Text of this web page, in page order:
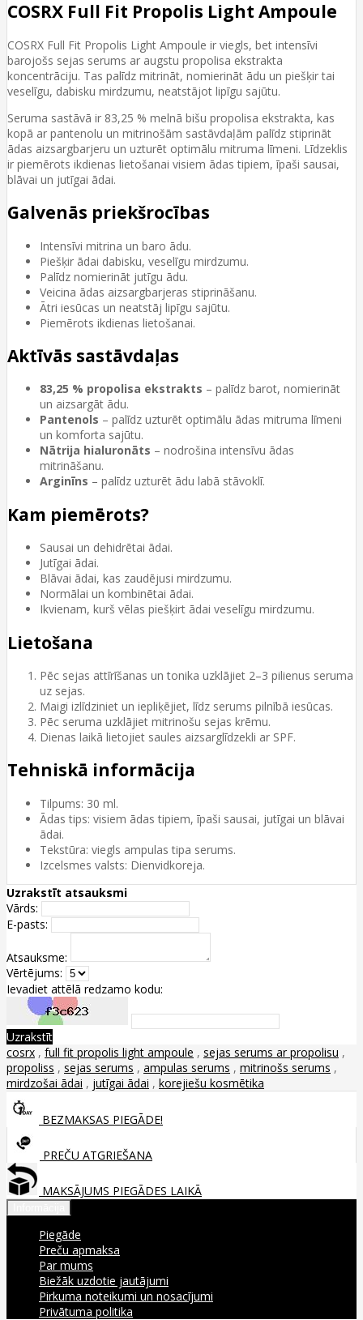
COSRX Full Fit Propolis Light Ampoule
COSRX Full Fit Propolis Light Ampoule ir viegls, bet intensīvi
barojošs sejas serums ar augstu propolisa ekstrakta
koncentrāciju. Tas palīdz mitrināt, nomierināt ādu un piešķir tai
veselīgu, dabisku mirdzumu, neatstājot lipīgu sajūtu.
Seruma sastāvā ir 83,25 % melnā bišu propolisa ekstrakta, kas
kopā ar pantenolu un mitrinošām sastāvdaļām palīdz stiprināt
ādas aizsargbarjeru un uzturēt optimālu mitruma līmeni. Līdzeklis
ir piemērots ikdienas lietošanai visiem ādas tipiem, īpaši sausai,
blāvai un jutīgai ādai.
Galvenās priekšrocības
Intensīvi mitrina un baro ādu.
Piešķir ādai dabisku, veselīgu mirdzumu.
Palīdz nomierināt jutīgu ādu.
Veicina ādas aizsargbarjeras stiprināšanu.
Ātri iesūcas un neatstāj lipīgu sajūtu.
Piemērots ikdienas lietošanai.
Aktīvās sastāvdaļas
83,25 % propolisa ekstrakts – palīdz barot, nomierināt
un aizsargāt ādu.
Pantenols – palīdz uzturēt optimālu ādas mitruma līmeni
un komforta sajūtu.
Nātrija hialuronāts – nodrošina intensīvu ādas
mitrināšanu.
Arginīns – palīdz uzturēt ādu labā stāvoklī.
Kam piemērots?
Sausai un dehidrētai ādai.
Jutīgai ādai.
Blāvai ādai, kas zaudējusi mirdzumu.
Normālai un kombinētai ādai.
Ikvienam, kurš vēlas piešķirt ādai veselīgu mirdzumu.
Lietošana
Pēc sejas attīrīšanas un tonika uzklājiet 2–3 pilienus seruma
uz sejas.
Maigi izlīdziniet un iepliķējiet, līdz serums pilnībā iesūcas.
Pēc seruma uzklājiet mitrinošu sejas krēmu.
Dienas laikā lietojiet saules aizsarglīdzekli ar SPF.
Tehniskā informācija
Tilpums: 30 ml.
Ādas tips: visiem ādas tipiem, īpaši sausai, jutīgai un blāvai
ādai.
Tekstūra: viegls ampulas tipa serums.
Izcelsmes valsts: Dienvidkoreja.
Uzrakstīt atsauksmi
Vārds:
E-pasts:
Atsauksme:
Vērtējums:
Ievadiet attēlā redzamo kodu:
Uzrakstīt
cosrx , full fit propolis light ampoule , sejas serums ar propolisu ,
propoliss , sejas serums , ampulas serums , mitrinošs serums ,
mirdzošai ādai , jutīgai ādai , korejiešu kosmētika
BEZMAKSAS PIEGĀDE!
PREČU ATGRIEŠANA
MAKSĀJUMS PIEGĀDES LAIKĀ
Piegāde
Preču apmaksa
Par mums
Biežāk uzdotie jautājumi
Pirkuma noteikumi un nosacījumi
Privātuma politika